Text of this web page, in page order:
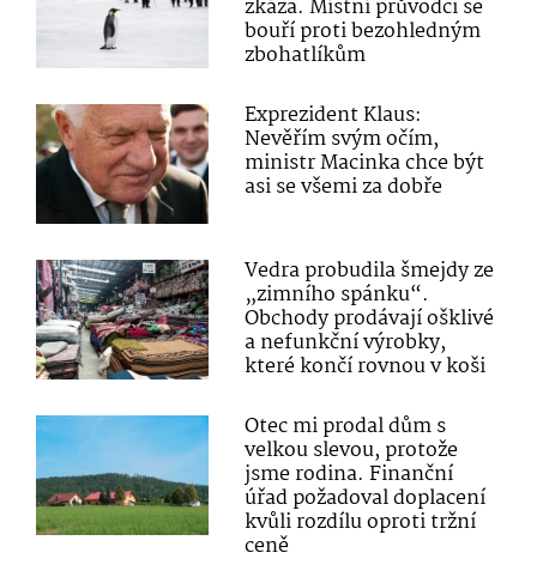
zkáza. Místní průvodci se
bouří proti bezohledným
zbohatlíkům
Exprezident Klaus:
Nevěřím svým očím,
ministr Macinka chce být
asi se všemi za dobře
Vedra probudila šmejdy ze
„zimního spánku“.
Obchody prodávají ošklivé
a nefunkční výrobky,
které končí rovnou v koši
Otec mi prodal dům s
velkou slevou, protože
jsme rodina. Finanční
úřad požadoval doplacení
kvůli rozdílu oproti tržní
ceně